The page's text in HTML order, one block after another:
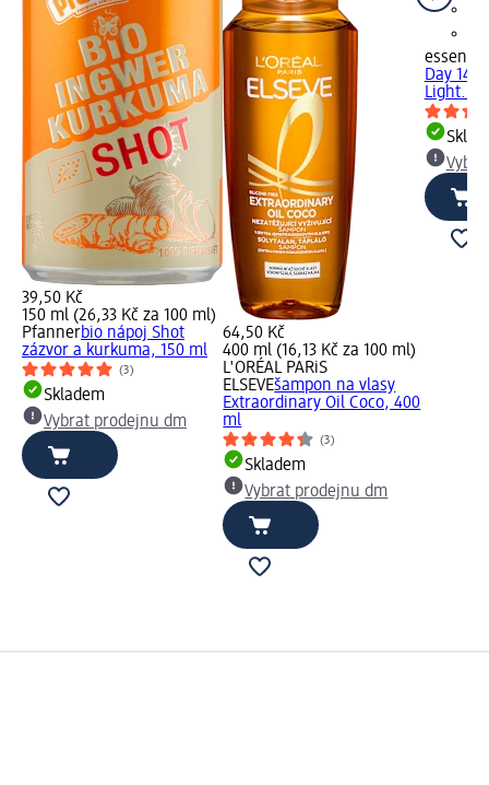
39,50 Kč
150 ml (26,33 Kč za 100 ml)
Pfannerbio nápoj Shot
zázvor a kurkuma, 150 ml
(3)
Skladem
Vybrat prodejnu dm
64,50 Kč
400 ml (16,13 Kč za 100 ml)
L'ORÉAL PARiS
ELSEVEšampon na vlasy
Extraordinary Oil Coco, 400
ml
(3)
Skladem
Vybrat prodejnu dm
essence
Day 14h
Light...,